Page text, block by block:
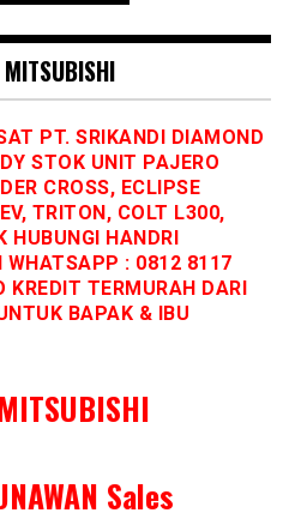
PT. SRIKANDI DIAMOND
STOK UNIT PAJERO
CROSS, ECLIPSE
TRITON, COLT L300,
HUBUNGI HANDRI
WHATSAPP : 0812 8117
TERMURAH DARI
BAPAK & IBU
Sales